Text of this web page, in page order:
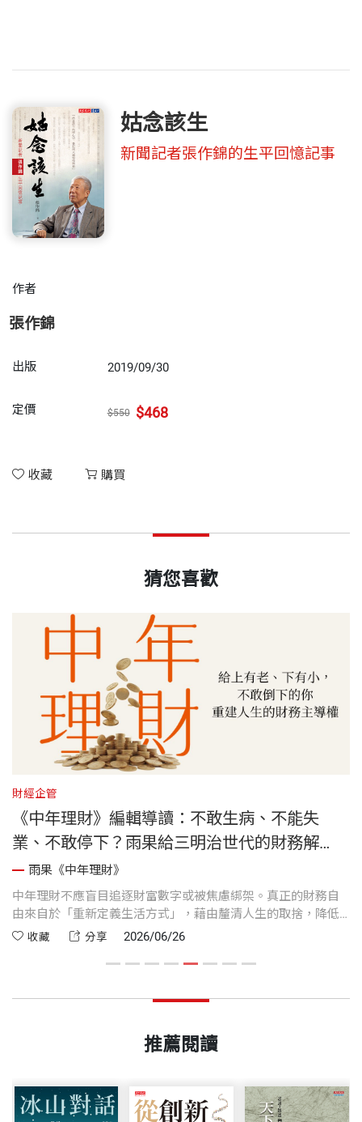
姑念該生
新聞記者張作錦的生平回憶記事
作者
張作錦
出版 2019/09/30
定價 $550 $468
收藏 購買
猜您喜歡
財經企管
《中年理財》編輯導讀：不敢生病、不能失
業、不敢停下？雨果給三明治世代的財務解
方，找回人生的選擇權！
雨果《中年理財》
中年理財不應盲目追逐財富數字或被焦慮綁架。真正的財務自
由來自於「重新定義生活方式」，藉由釐清人生的取捨，降低
財務門檻，並搭配低成本、穩健的「指數化投資」，以拿回人
收藏 分享 2026/06/26
推薦閱讀